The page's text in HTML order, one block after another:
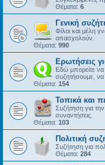
Θέματα: 6
Γενική
Φίλοι και μέλη
απασχολούν.
Θέματα: 990
Ερωτήσεις
Εδώ μπορείτε
συζητήσουμε, να
Θέματα: 154
Τοπικά και
Συζήτηση για
συναντήσεις.
Θέματα: 103
Πολιτική
Συζήτηση για
Θέματα: 284